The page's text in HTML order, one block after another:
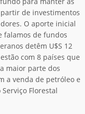
de investimentos
O aporte inicial
falamos de fundos
detêm U$S 12
com 8 países que
maior parte dos
a venda de petróleo e
Florestal